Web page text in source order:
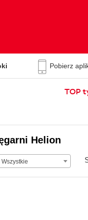
Pobierz
TOP
Helion
Wszystkie